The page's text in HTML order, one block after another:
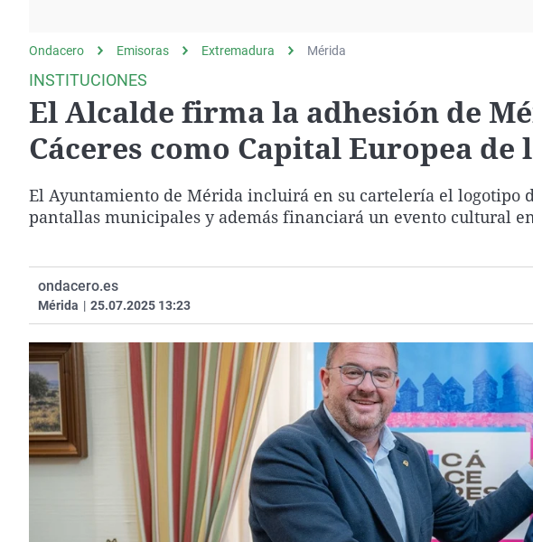
Operación Viuda
Negra
Navarra
Ondacero Emisoras Extremadura Mérida
INSTITUCIONES
El Alcalde firma la adhesión de
Cáceres como Capital Europea de
El Ayuntamiento de Mérida incluirá en su cartelería el logotipo
pantallas municipales y además financiará un evento cultural
ondacero.es
Mérida | 25.07.2025 13:23